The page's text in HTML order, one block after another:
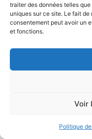
traiter des données telles
uniques sur ce site. Le fait
consentement peut avoir un
et fonctions.
Voir
Politique